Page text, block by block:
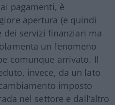
pagamenti, è
apertura (e quindi
dei servizi finanziari ma
un fenomeno
comunque arrivato. Il
invece, da un lato
imposto
nel settore e dall’altro